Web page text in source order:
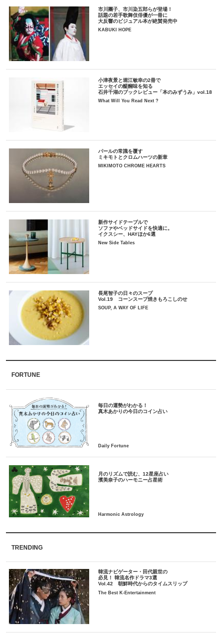
市川團子、市川染五郎らが登場！
話題の若手歌舞伎俳優が一冊に
大反響のビジュアル本が絶賛発売中
KABUKI HOPE
小津夜景と堀江敏幸の2冊で
エッセイの醍醐味を知る
石井千湖のブックレビュー「本のみずうみ」vol.18
What Will You Read Next ?
パールの常識を覆す
ミキモトとクロムハーツの新章
MIKIMOTO CHROME HEARTS
新作サイドテーブルで
ソファやベッドサイドを快適に。
イクスシー、HAYほか6選
New Side Tables
長尾智子の日々のスープ
Vol.19 コーンスープ焼きもろこしのせ
SOUP, A WAY OF LIFE
FORTUNE
毎日の運勢がわかる！
月のリズムで読む、12星座占い
TRENDING
韓流ナビゲーター・田代親世の
必見！ 韓流名作ドラマ3選
Vol.42 朝鮮時代からのタイムスリップ
The Best K-Entertainment